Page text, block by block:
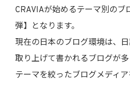
CRAVIAが始めるテーマ別のブ
弾】となります。
現在の日本のブログ環境は、
取り上げて書かれるブログが
テーマを絞ったブログメディ